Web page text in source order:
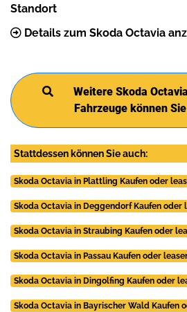
Standort
Details zum Skoda Octavia
Weitere Skoda
Fahrzeuge können
Stattdessen können Sie auch:
Skoda Octavia in Plattling Kaufen oder
Skoda Octavia in Deggendorf Kaufen oder
Skoda Octavia in Straubing Kaufen oder
Skoda Octavia in Passau Kaufen oder
Skoda Octavia in Dingolfing Kaufen oder
Skoda Octavia in Bayrischer Wald Kaufen